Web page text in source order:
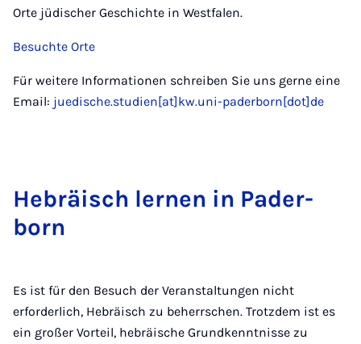
Orte jüdischer Geschichte in Westfalen.
Besuchte Orte
Für weitere Informationen schreiben Sie uns gerne eine
Email: juedische.studien[at]kw.uni-paderborn[dot]de
Hebräisch lernen in Pader­
born
Es ist für den Besuch der Veranstaltungen nicht
erforderlich, Hebräisch zu beherrschen. Trotzdem ist es
ein großer Vorteil, hebräische Grundkenntnisse zu